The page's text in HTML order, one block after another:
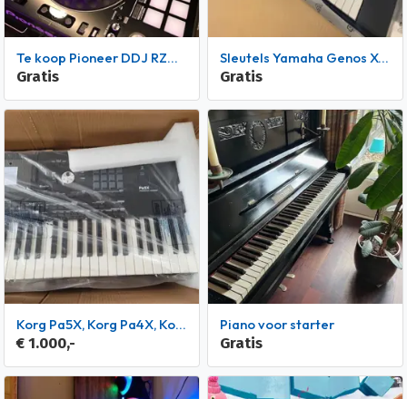
Te koop Pioneer DDJ RZX / Pioneer CDJ-3000 / Pioneer XDJ-XZ
Gratis
Sleutels Yamaha Genos XXL-Tyros 5 met 76 / Tyros 4 61 sleutel
Gratis
Korg Pa5X, Korg Pa4X, Korg Pa4X MG2 Edition, Korg Pa1000 MG
€ 1.000,-
Piano voor starter
Gratis